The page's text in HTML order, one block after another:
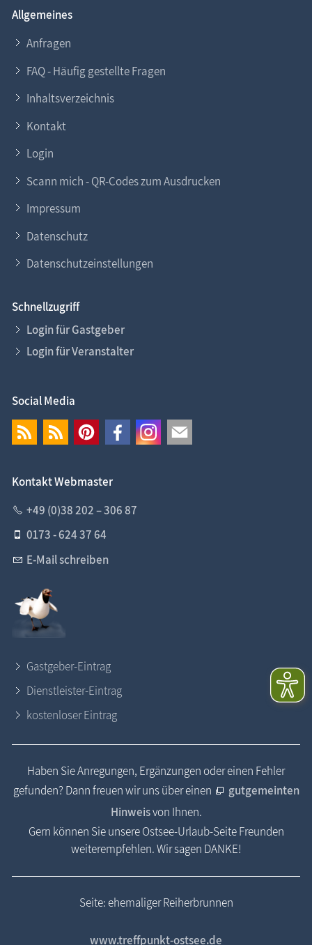
Allgemeines
Anfragen
FAQ - Häufig gestellte Fragen
Inhaltsverzeichnis
Kontakt
Login
Scann mich - QR-Codes zum Ausdrucken
Impressum
Datenschutz
Datenschutzeinstellungen
Schnellzugriff
Login für Gastgeber
Login für Veranstalter
Social Media
Kontakt Webmaster
+49 (0)38 202 – 306 87
0173 - 624 37 64
E-Mail schreiben
Gastgeber-Eintrag
Dienstleister-Eintrag
kostenloser Eintrag
Haben Sie Anregungen, Ergänzungen oder einen Fehler
gefunden? Dann freuen wir uns über einen
gutgemeinten
Hinweisvon Ihnen.
Gern können Sie unsere Ostsee-Urlaub-Seite Freunden
weiterempfehlen. Wir sagen DANKE!
Seite: ehemaliger Reiherbrunnen
www.treffpunkt-ostsee.de